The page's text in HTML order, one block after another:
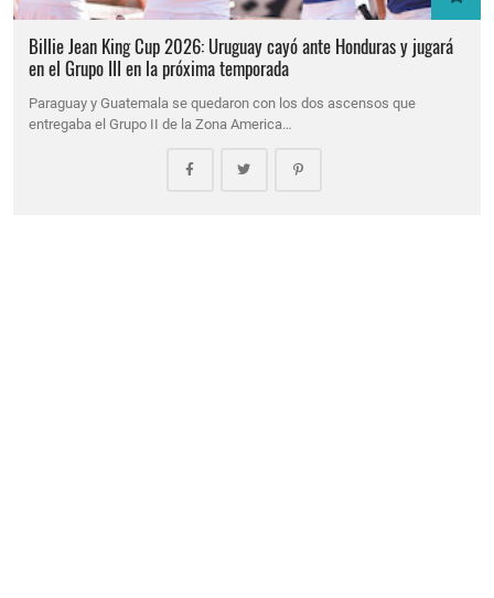
Billie Jean King Cup 2026: Uruguay cayó ante Honduras y jugará
en el Grupo III en la próxima temporada
Paraguay y Guatemala se quedaron con los dos ascensos que
entregaba el Grupo II de la Zona America…